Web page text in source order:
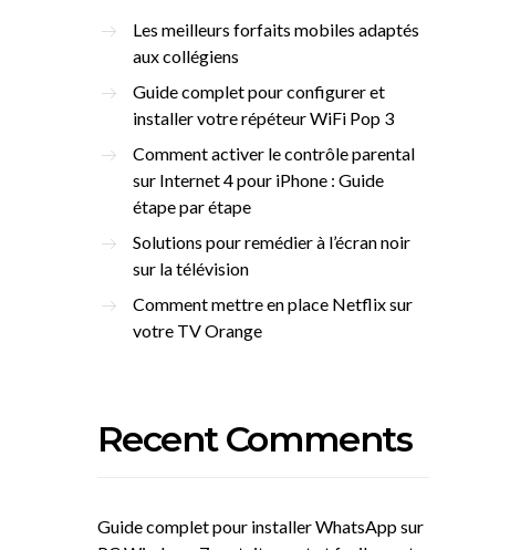
Les meilleurs forfaits mobiles adaptés
aux collégiens
Guide complet pour configurer et
installer votre répéteur WiFi Pop 3
Comment activer le contrôle parental
sur Internet 4 pour iPhone : Guide
étape par étape
Solutions pour remédier à l’écran noir
sur la télévision
Comment mettre en place Netflix sur
votre TV Orange
Recent Comments
Guide complet pour installer WhatsApp sur